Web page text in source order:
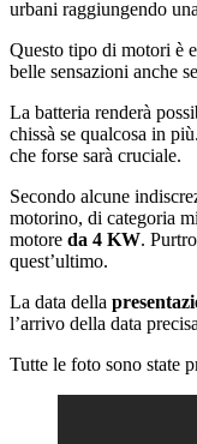
urbani raggiungendo
Questo tipo di motori è
belle sensazioni anche
La batteria renderà
chissà se qualcosa in
che forse sarà cruciale.
Secondo alcune
motorino, di categoria
motore da 4 KW.
quest’ultimo.
La data della
l’arrivo della data
Tutte le foto sono state